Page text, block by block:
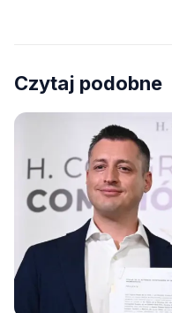
Czytaj podobne